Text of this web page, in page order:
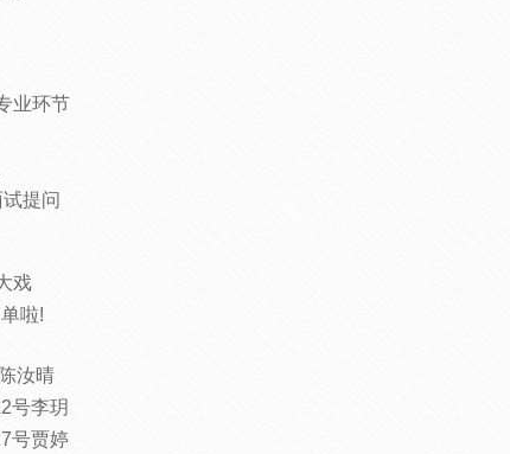
业环节
提问
戏
啦!
汝晴
号李玥
号贾婷